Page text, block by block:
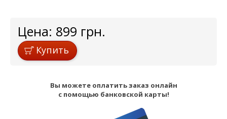
Цена: 899 грн.
Купить
Вы можете оплатить заказ онлайн
с помощью банковской карты!